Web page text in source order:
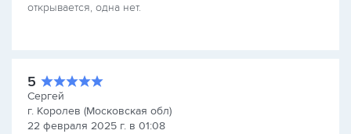
открывается, одна нет.
5
Сергей
г. Королев (Московская обл)
22 февраля 2025 г. в 01:08